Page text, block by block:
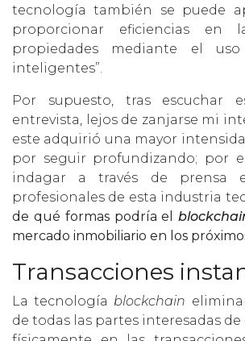
tecnología también se puede
proporcionar eficiencias en
propiedades mediante el
inteligentes”.
Por supuesto, tras escuchar
entrevista, lejos de zanjarse mi
este adquirió una mayor
por seguir profundizando; por
indagar a través de prensa
profesionales de esta industria
de qué formas podría el
mercado inmobiliario en los
Transacciones
La tecnología blockchain
de todas las partes interesadas